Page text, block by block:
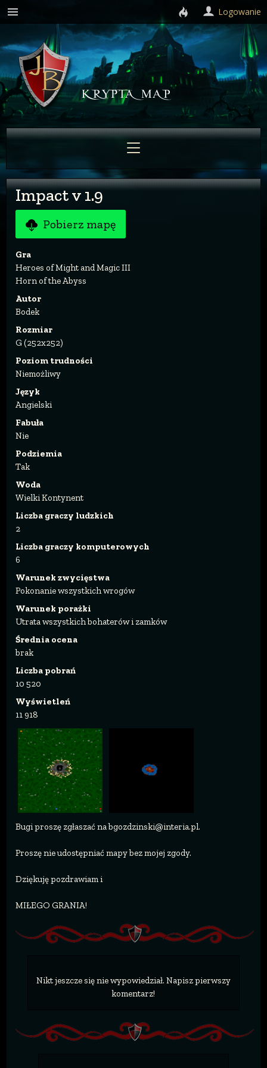
Impact v 1.9
Pobierz mapę
Gra
Heroes of Might and Magic III
Horn of the Abyss
Autor
Bodek
Rozmiar
G (252x252)
Poziom trudności
Niemożliwy
Język
Angielski
Fabuła
Nie
Podziemia
Tak
Woda
Wielki Kontynent
Liczba graczy ludzkich
2
Liczba graczy komputerowych
6
Warunek zwycięstwa
Pokonanie wszystkich wrogów
Warunek porażki
Utrata wszystkich bohaterów i zamków
Średnia ocena
brak
Liczba pobrań
10 520
Wyświetleń
11 918
Bugi proszę zgłaszać na bgozdzinski@interia.pl.
Proszę nie udostępniać mapy bez mojej zgody.
Dziękuję pozdrawiam i
MIŁEGO GRANIA!
Nikt jeszcze się nie wypowiedział. Napisz pierwszy
komentarz!
Logowanie